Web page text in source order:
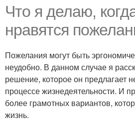
Что я делаю,
нравятся
Пожелания могут быть
неудобно. В данном случае я
решение, которое он предлагает
процессе жизнедеятельности. И
более грамотных вариантов,
жизнь.